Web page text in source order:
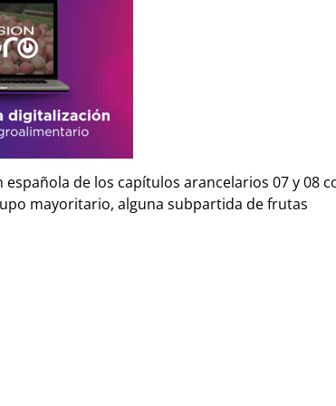
de los capítulos arancelarios 07 y 08
mayoritario, alguna subpartida de frutas